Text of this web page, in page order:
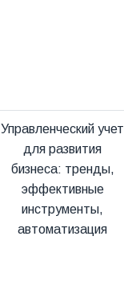
Управленческий учет
для развития
бизнеса: тренды,
эффективные
инструменты,
автоматизация